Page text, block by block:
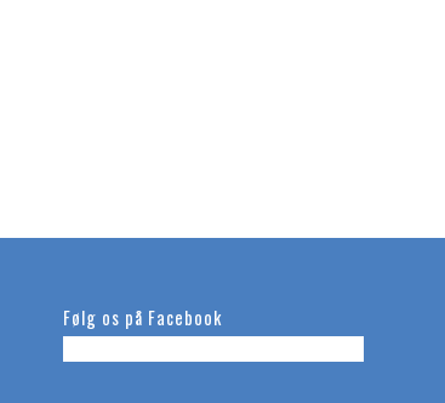
Følg os på Facebook